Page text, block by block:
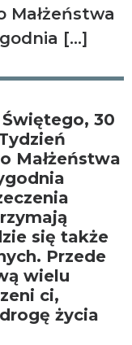
Małżeństwa
[…]
30
Małżeństwa
się także
Przede
wielu
ci,
życia